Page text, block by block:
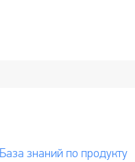
База знаний по продукту